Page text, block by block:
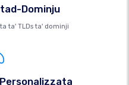
Dominju
ta' TLDs ta' dominji